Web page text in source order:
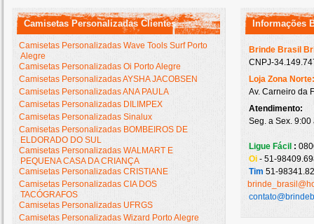
Camisetas Personalizadas Clientes
Camisetas Personalizadas Wave Tools Surf Porto
Alegre
Camisetas Personalizadas Oi Porto Alegre
Camisetas Personalizadas AYSHA JACOBSEN
Camisetas Personalizadas ANA PAULA
Camisetas Personalizadas DILIMPEX
Camisetas Personalizadas Sinalux
Camisetas Personalizadas BOMBEIROS DE
ELDORADO DO SUL
Camisetas Personalizadas WALMART E
PEQUENA CASA DA CRIANÇA
Camisetas Personalizadas CRISTIANE
Camisetas Personalizadas CIA DOS
TACÓGRAFOS
Camisetas Personalizadas UFRGS
Camisetas Personalizadas Wizard Porto Alegre
Informações
Brinde Brasil
CNPJ-
Loja Zona
Av. Carneiro da
Atendimento:
Seg. a Sex.
Ligue Fácil :
Oi - 51-
Tim 51-